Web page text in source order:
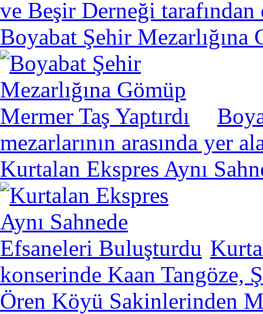
ve Beşir Derneği
Boyabat Şehir Mezarlığına
mezarlarının arasında yer
Kurtalan Ekspres Aynı
konserinde Kaan Tangöze,
Ören Köyü Sakinlerinden